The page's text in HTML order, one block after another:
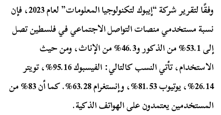
وفقًا لتقرير شركة “إيبوك لتكنولوجيا المعلومات” لعام 2023، فإن
نسبة مستخدمي منصات التواصل الاجتماعي في فلسطين تصل
إلى 53.1% من الذكور و46.3% من الإناث، ومن حيث
الاستخدام، تأتي النسب كالتالي: الفيسبوك 95.16%، تويتر
26.14%، يوتيوب 81.53%، وإنستغرام 63.28%. كما أن 83% من
المستخدمين يعتمدون على الهواتف الذكية.